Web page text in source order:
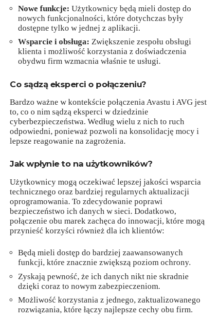
Nowe funkcje: Użytkownicy będą mieli dostęp do
nowych funkcjonalności, które dotychczas były
dostępne tylko w jednej z aplikacji.
Wsparcie i obsługa: Zwiększenie zespołu obsługi
klienta i możliwość korzystania z doświadczenia
obydwu firm wzmacnia właśnie te usługi.
Co sądzą eksperci o połączeniu?
Bardzo ważne w kontekście połączenia Avastu i AVG jest
to, co o nim sądzą eksperci w dziedzinie
cyberbezpieczeństwa. Według wielu z nich to ruch
odpowiedni, ponieważ pozwoli na konsolidację mocy i
lepsze reagowanie na zagrożenia.
Jak wpłynie to na użytkowników?
Użytkownicy mogą oczekiwać lepszej jakości wsparcia
technicznego oraz bardziej regularnych aktualizacji
oprogramowania. To zdecydowanie poprawi
bezpieczeństwo ich danych w sieci. Dodatkowo,
połączenie obu marek zachęca do innowacji, które mogą
przynieść korzyści również dla ich klientów:
Będą mieli dostęp do bardziej zaawansowanych
funkcji, które znacznie zwiększą poziom ochrony.
Zyskają pewność, że ich danych nikt nie skradnie
dzięki coraz to nowym zabezpieczeniom.
Możliwość korzystania z jednego, zaktualizowanego
rozwiązania, które łączy najlepsze cechy obu firm.